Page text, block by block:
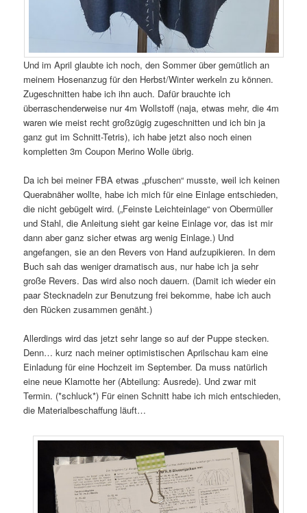
Und im April glaubte ich noch, den Sommer über gemütlich an
meinem Hosenanzug für den Herbst/Winter werkeln zu können.
Zugeschnitten habe ich ihn auch. Dafür brauchte ich
überraschenderweise nur 4m Wollstoff (naja, etwas mehr, die 4m
waren wie meist recht großzügig zugeschnitten und ich bin ja
ganz gut im Schnitt-Tetris), ich habe jetzt also noch einen
kompletten 3m Coupon Merino Wolle übrig.
Da ich bei meiner FBA etwas „pfuschen“ musste, weil ich keinen
Querabnäher wollte, habe ich mich für eine Einlage entschieden,
die nicht gebügelt wird. („Feinste Leichteinlage“ von Obermüller
und Stahl, die Anleitung sieht gar keine Einlage vor, das ist mir
dann aber ganz sicher etwas arg wenig Einlage.) Und
angefangen, sie an den Revers von Hand aufzupikieren. In dem
Buch sah das weniger dramatisch aus, nur habe ich ja sehr
große Revers. Das wird also noch dauern. (Damit ich wieder ein
paar Stecknadeln zur Benutzung frei bekomme, habe ich auch
den Rücken zusammen genäht.)
Allerdings wird das jetzt sehr lange so auf der Puppe stecken.
Denn… kurz nach meiner optimistischen Aprilschau kam eine
Einladung für eine Hochzeit im September. Da muss natürlich
eine neue Klamotte her (Abteilung: Ausrede). Und zwar mit
Termin. (*schluck*) Für einen Schnitt habe ich mich entschieden,
die Materialbeschaffung läuft…